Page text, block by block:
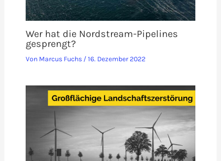
Wer hat die Nordstream-Pipelines
gesprengt?
Von Marcus Fuchs /16. Dezember 2022